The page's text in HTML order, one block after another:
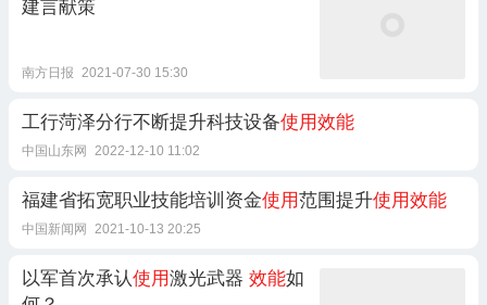
建言献策
南方日报 2021-07-30 15:30
工行菏泽分行不断提升科技设备使用效能
中国山东网 2022-12-10 11:02
福建省拓宽职业技能培训资金使用范围提升使用效能
中国新闻网 2021-10-13 20:25
以军首次承认使用激光武器 效能如